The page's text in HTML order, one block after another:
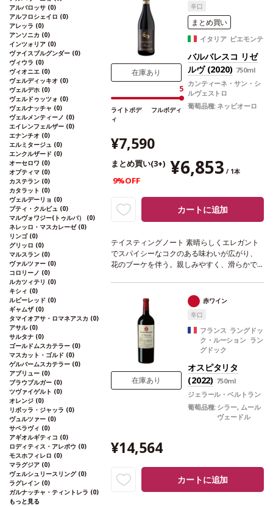
アルバロッサ (0)
アルフロシェイロ (0)
アレッラ (0)
アンソニカ (0)
インツォリア (0)
ヴァイスブルグンダー (0)
ヴィウラ (0)
ヴィオニエ (0)
ヴェルディッキオ (0)
ヴェルデホ (0)
ヴェルドゥッツォ (0)
ヴェルナッチャ (0)
ヴェルメンティーノ (0)
エイレンフェルザー (0)
エナンチオ (0)
エルミタージュ (0)
エンクルザード (0)
オーセロワ (0)
オプティマ (0)
カステラン (0)
カタラット (0)
ヴェルデーリョ (0)
プティ・クルビュ (0)
マルヴォワジー(トゥルバ） (0)
ネレッロ・マスカレーゼ (0)
リンゴ (0)
グリッロ (0)
マルスラン (0)
ヴァルツァー (0)
コロリーノ (0)
ルカツィテリ (0)
キシィ (0)
ルビーレッド (0)
ギャムザ (0)
タマイオアサ・ロマネアスカ (0)
アサル (0)
サルタナ (0)
ゴールドムスカテラー (0)
マスカット・ゴルド (0)
ゲルバームスカテラー (0)
アブリュー (0)
ブラウブルガー (0)
ツヴァイゲルト (0)
オレンジ (0)
リボッラ・ジャッラ (0)
ヴュルツァー (0)
サペラヴィ (0)
アギオルギティコ (0)
ロディティス・アレポウ (0)
モスホフィレロ (0)
マラグジア (0)
ヴェルシュリースリング (0)
ラグレイン (0)
ガルナッチャ・ティントレラ (0)
もっと見る
ソーヴィニヨン
*本ヴィンテージが在庫切れの
場合、在庫があり価格が同様の場合は自動的
に次のヴィンテージに変更されます、ご了承
ください。
在庫あり
5
ライトボデ
ィ
フルボディ
辛口
まとめ買い
イタリア ピエモンテ
バルバレスコ リゼ
ルヴ (2020) 750ml
カンティーネ・サン・シ
ルヴェストロ
葡萄品種:ネッビオーロ
¥7,590
まとめ買い(3+) ¥6,853 / 1本
9%OFF
カートに追加
テイスティングノート 素晴らしくエレガント
でスパイシーなコクのある味わいが広がり、
花のブーケを伴う。親しみやすく、滑らかで
が続く。合う料理ローストしたラム、ダッ
ク、オーブンで焼いたハム、ウサギ、熟した
チーズなどと好相性
葡萄品種
認証EQUALITAS認証*本ヴィンテージが
在庫切れの場合、在庫があり価格が同様の場
合は自動的に次のヴィンテージに変更されま
す、ご了承ください。
在庫あり
赤ワイン
辛口
フランス ラングドッ
ク・ルーション ラン
グドック
オスピタリタ
(2022) 750ml
ジェラール・ベルトラン
葡萄品種: シラー, ムール
ヴェードル
¥14,564
カートに追加